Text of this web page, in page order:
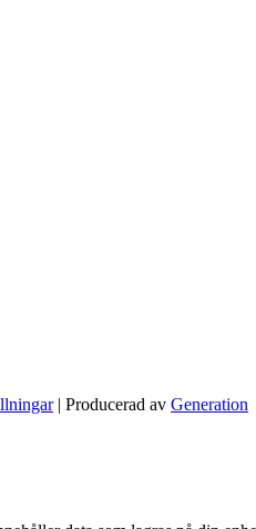
| Producerad av Generation